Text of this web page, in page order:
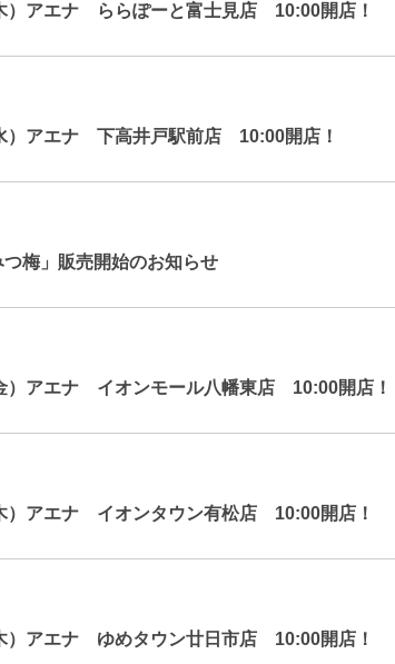
）アエナ ららぽーと富士見店 10:00開店！
）アエナ 下高井戸駅前店 10:00開店！
梅」販売開始のお知らせ
）アエナ イオンモール八幡東店 10:00開店！
）アエナ イオンタウン有松店 10:00開店！
）アエナ ゆめタウン廿日市店 10:00開店！